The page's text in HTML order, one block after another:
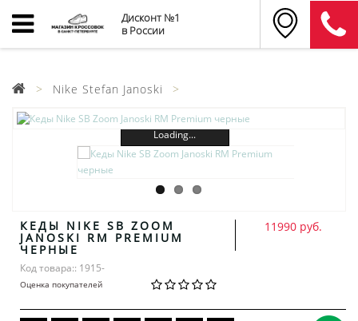
Дисконт №1
в России
Nike Stefan Janoski
Loading...
КЕДЫ NIKE SB ZOOM
JANOSKI RM PREMIUM
ЧЕРНЫЕ
Код товара:: 1915-
Оценка покупателей
11990 руб.